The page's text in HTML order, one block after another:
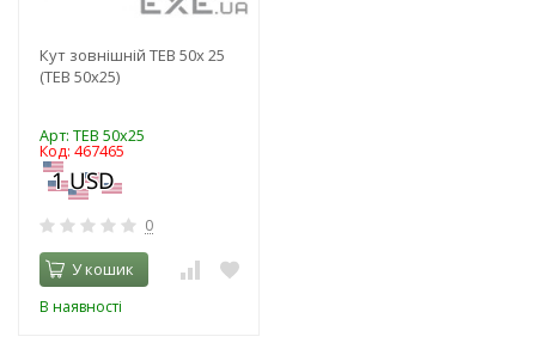
Кут зовнішній TEB 50х 25
(TEB 50х25)
Арт: TEB 50х25
Код: 467465
0
У кошик
В наявності